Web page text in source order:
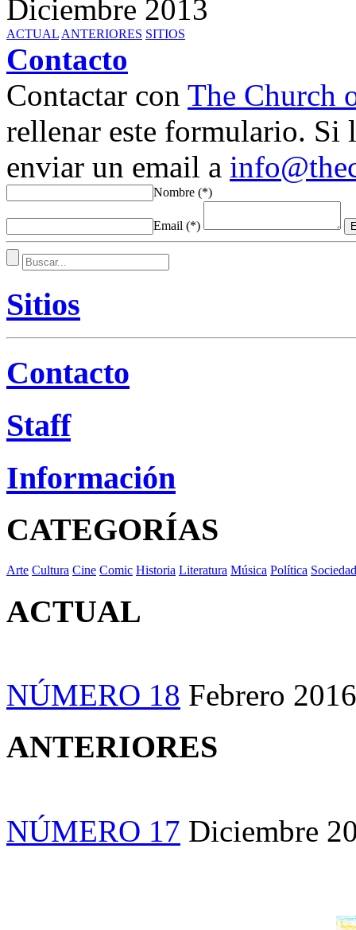
Diciembre 2013
ACTUAL ANTERIORES SITIOS
Contacto
Contactar con The Church
rellenar este formulario. Si
enviar un email a
Nombre (*)
Email (*)
Sitios
Contacto
Staff
Información
CATEGORÍAS
Arte Cultura Cine Comic Historia Literatura Música Política Sociedad
ACTUAL
NÚMERO 18 Febrero 2016
ANTERIORES
NÚMERO 17 Diciembre